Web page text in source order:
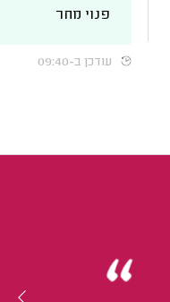
פנוי מחר
עודכן ב-09:40